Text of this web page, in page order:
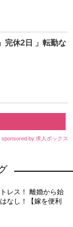
完休2日 」転勤な
sponsored by 求人ボックス
レス！ 離婚から始
なし！【嫁を便利